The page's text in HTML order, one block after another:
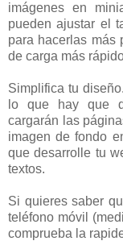
imágenes en
pueden ajustar el
para hacerlas más
de carga más
Simplifica tu
lo que hay que
cargarán las
imagen de fondo
que desarrolle tu
textos.
Si quieres saber
teléfono móvil
comprueba la